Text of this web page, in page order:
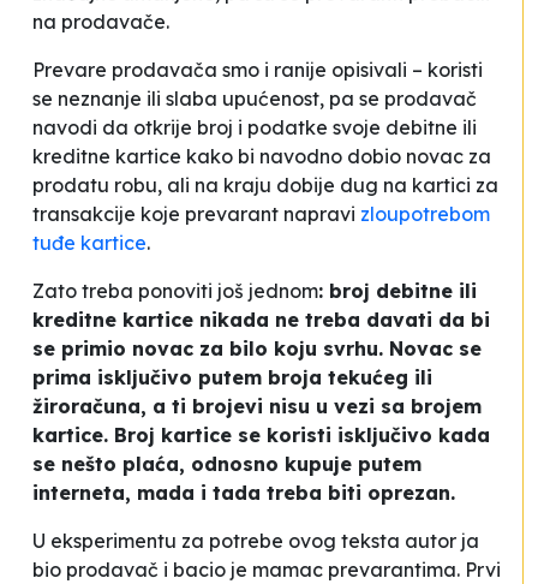
na prodavače.
Prevare prodavača smo i ranije opisivali – koristi
se neznanje ili slaba upućenost, pa se prodavač
navodi da otkrije broj i podatke svoje debitne ili
kreditne kartice kako bi navodno dobio novac za
prodatu robu, ali na kraju dobije dug na kartici za
transakcije koje prevarant napravi zloupotrebom
tuđe kartice.
Zato treba ponoviti još jednom: broj debitne ili
kreditne kartice nikada ne treba davati da bi
se primio novac za bilo koju svrhu. Novac se
prima isključivo putem broja tekućeg ili
žiroračuna, a ti brojevi nisu u vezi sa brojem
kartice. Broj kartice se koristi isključivo kada
se nešto plaća, odnosno kupuje putem
interneta, mada i tada treba biti oprezan.
U eksperimentu za potrebe ovog teksta autor ja
bio prodavač i bacio je mamac prevarantima. Prvi